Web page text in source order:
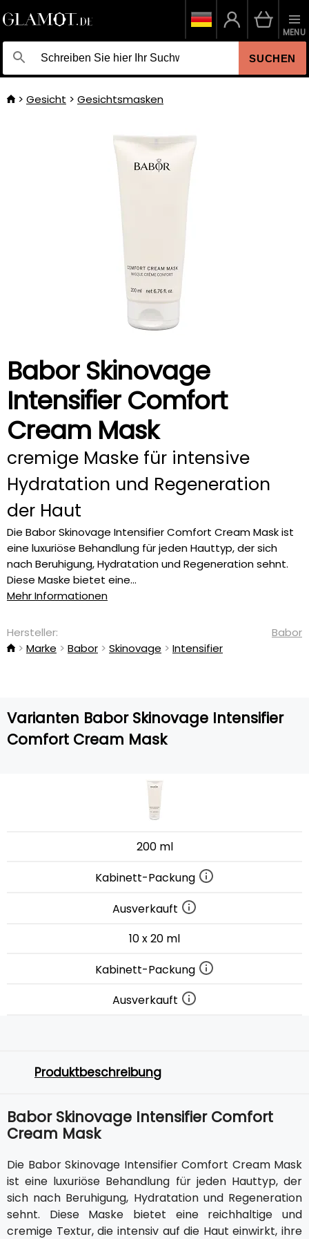
SUCHEN
MENU
Gesicht Gesichtsmasken
Babor Skinovage
Intensifier Comfort
Cream Mask
cremige Maske für intensive
Hydratation und Regeneration
der Haut
Die Babor Skinovage Intensifier Comfort Cream Mask ist
eine luxuriöse Behandlung für jeden Hauttyp, der sich
nach Beruhigung, Hydratation und Regeneration sehnt.
Diese Maske bietet eine...
Mehr Informationen
Hersteller:
Babor
Marke
Babor Skinovage Intensifier
Varianten Babor Skinovage Intensifier
Comfort Cream Mask
200 ml
Kabinett-Packung
Ausverkauft
10 x 20 ml
Kabinett-Packung
Ausverkauft
Produktbeschreibung
Babor Skinovage Intensifier Comfort
Cream Mask
Die Babor Skinovage Intensifier Comfort Cream Mask
ist eine luxuriöse Behandlung für jeden Hauttyp, der
sich nach Beruhigung, Hydratation und Regeneration
sehnt. Diese Maske bietet eine reichhaltige und
cremige Textur, die intensiv auf die Haut einwirkt, ihre